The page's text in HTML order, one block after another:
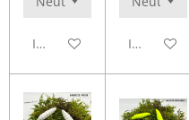
In den WarenkorbIn den